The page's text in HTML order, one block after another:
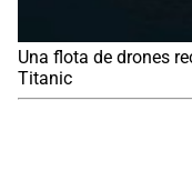
Una flota de drones
Titanic